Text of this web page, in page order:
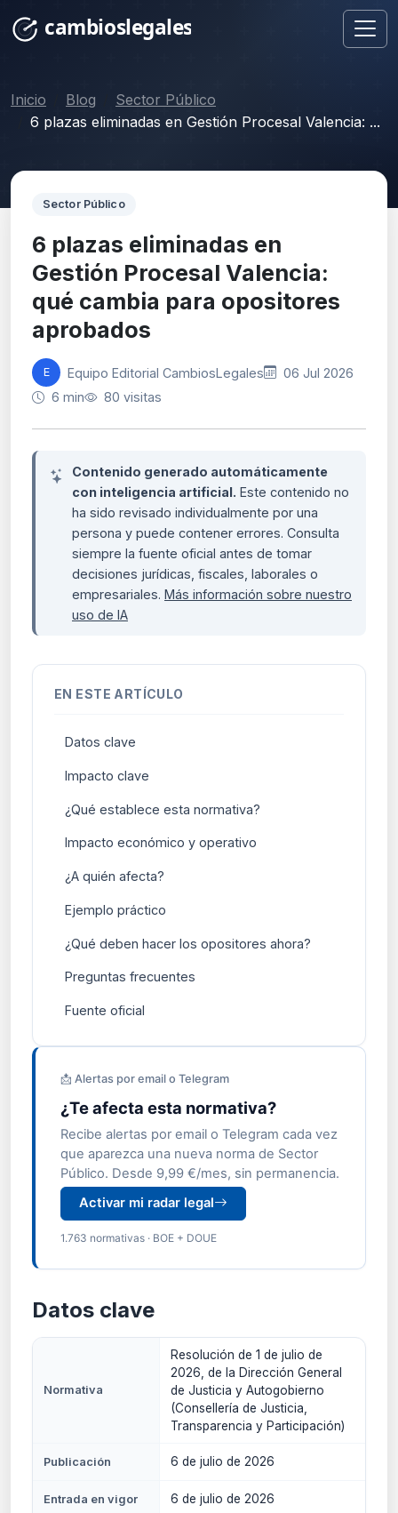
Inicio Blog
Sector Público
6 plazas eliminadas en Gestión Procesal Valencia: ...
Sector Público
6 plazas eliminadas en
Gestión Procesal Valencia:
qué cambia para opositores
aprobados
E Equipo Editorial CambiosLegales
06 Jul 2026
6 min
80 visitas
Contenido generado automáticamente
con inteligencia artificial. Este contenido no
ha sido revisado individualmente por una
persona y puede contener errores. Consulta
siempre la fuente oficial antes de tomar
decisiones jurídicas, fiscales, laborales o
empresariales. Más información sobre nuestro
uso de IA
EN ESTE ARTÍCULO
Datos clave
Impacto clave
¿Qué establece esta normativa?
Impacto económico y operativo
¿A quién afecta?
Ejemplo práctico
¿Qué deben hacer los opositores ahora?
Preguntas frecuentes
Fuente oficial
📩 Alertas por email o Telegram
¿Te afecta esta normativa?
Recibe alertas por email o Telegram cada vez
que aparezca una nueva norma de Sector
Público. Desde 9,99 €/mes, sin permanencia.
Activar mi radar legal
1.763 normativas · BOE + DOUE
Datos clave
Normativa
Resolución de 1 de julio de
2026, de la Dirección General
de Justicia y Autogobierno
(Consellería de Justicia,
Transparencia y Participación)
Publicación 6 de julio de 2026
Entrada en vigor 6 de julio de 2026